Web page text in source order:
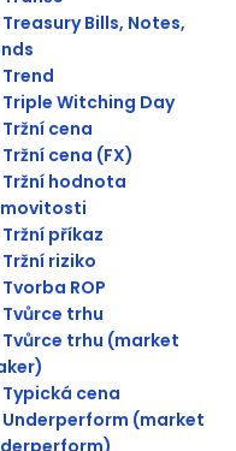
Treasury Bills, Notes,
Trend
Triple Witching Day
Tržní cena
Tržní cena (FX)
Tržní hodnota
Tržní příkaz
Tržní riziko
Tvorba ROP
Tvůrce trhu
Tvůrce trhu (market
Typická cena
Underperform (market